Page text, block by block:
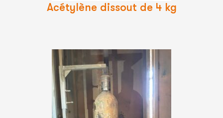
Acétylène dissout de 4 kg